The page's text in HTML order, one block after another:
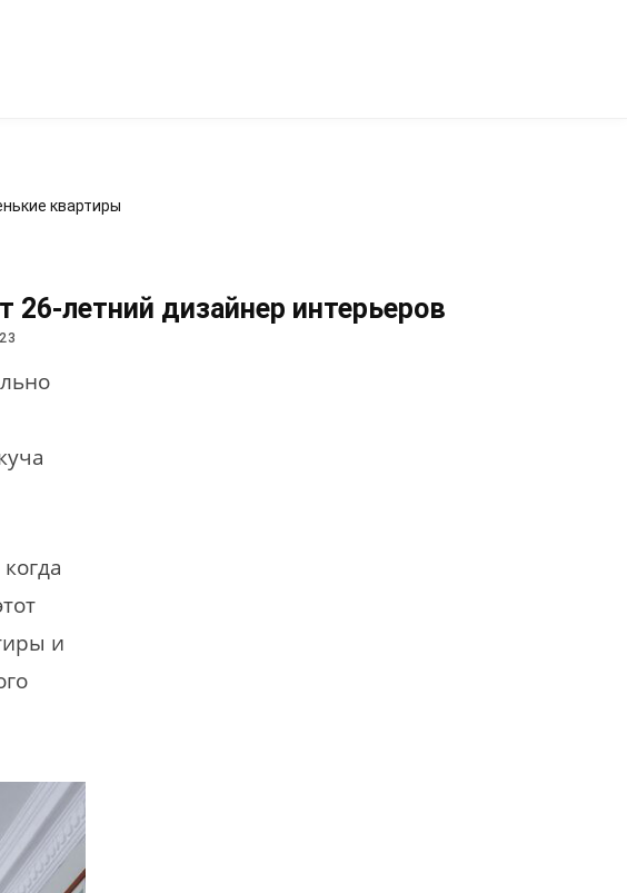
квартиры
летний дизайнер интерьеров
и